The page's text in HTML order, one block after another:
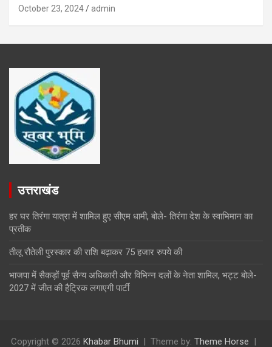
October 23, 2024 admin
उत्तराखंड
हर घर तिरंगा यात्रा में शामिल हुए सीएम धामी, बोले- तिरंगा देश के स्वाभिमान का
प्रतीक
तीलू रौतेली पुरस्कार की राशि बढ़ाकर 75 हजार रुपये की
भाजपा में सैकड़ों पूर्व सैन्य अधिकारी और विभिन्न दलों के नेता शामिल, भट्ट बोले-
2027 में जीत की हैट्रिक लगाएगी पार्टी
Copyright © 2026 Khabar Bhumi Theme by: Theme Horse